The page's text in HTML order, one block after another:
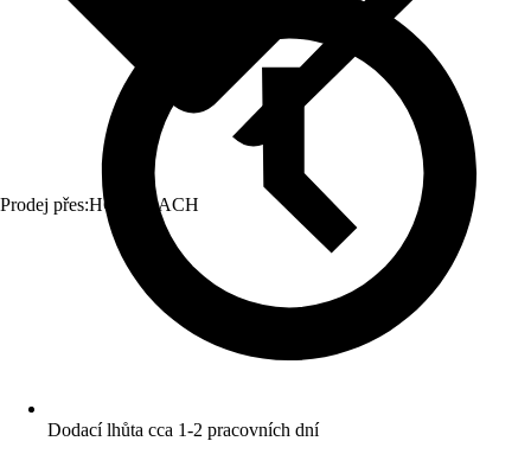
Prodej přes:HORNBACH
Dodací lhůta cca 1-2 pracovních dní